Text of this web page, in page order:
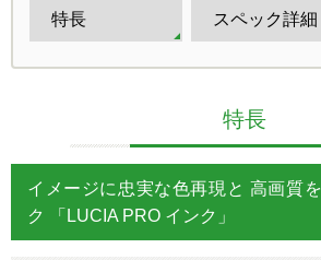
特長 スペック詳細
特長
イメージに忠実な色再現と 高画質
ク 「LUCIA PRO インク」